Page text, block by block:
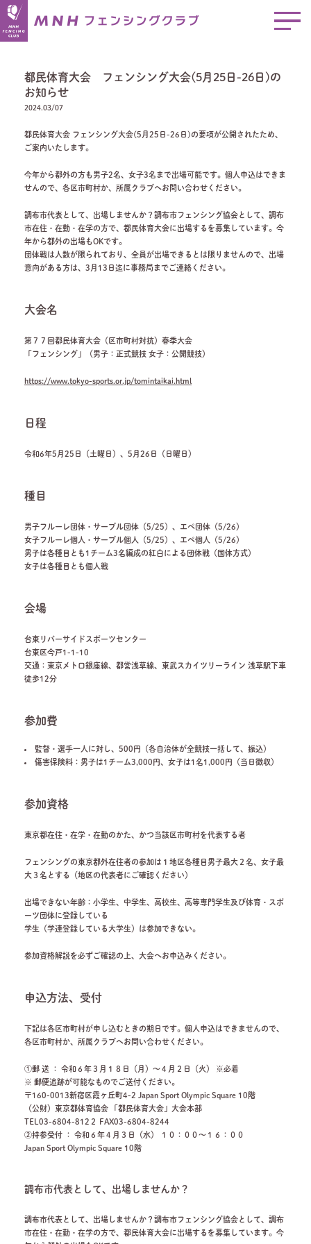
都民体育大会 フェンシング大会(5月25日-26日)の
お知らせ
2024.03/07
都民体育大会 フェンシング大会(5月25日-26日)の要項が公開されたため、
ご案内いたします。
今年から都外の方も男子2名、女子3名まで出場可能です。個人申込はできま
せんので、各区市町村か、所属クラブへお問い合わせください。
調布市代表として、出場しませんか？調布市フェンシング協会として、調布
市在住・在勤・在学の方で、都民体育大会に出場するを募集しています。今
年から都外の出場もOKです。
団体戦は人数が限られており、全員が出場できるとは限りませんので、出場
意向がある方は、3月13日迄に事務局までご連絡ください。
大会名
第７７回都民体育大会（区市町村対抗）春季大会
「フェンシング」（男子：正式競技 女子：公開競技）
https://www.tokyo-sports.or.jp/tomintaikai.html
日程
令和6年5月25日（土曜日）、5月26日（日曜日）
種目
男子フルーレ団体・サーブル団体（5/25）、エペ団体（5/26）
女子フルーレ個人・サーブル個人（5/25）、エペ個人（5/26）
男子は各種目とも1チーム3名編成の紅白による団体戦（国体方式）
女子は各種目とも個人戦
会場
台東リバーサイドスポーツセンター
台東区今戸1-1-10
交通：東京メトロ銀座線、都営浅草線、東武スカイツリーライン 浅草駅下車
徒歩12分
参加費
監督・選手一人に対し、500円（各自治体が全競技一括して、振込）
傷害保険料：男子は1チーム3,000円、女子は1名1,000円（当日徴収）
参加資格
東京都在住・在学・在勤のかた、かつ当該区市町村を代表する者
フェンシングの東京都外在住者の参加は１地区各種目男子最大２名、女子最
大３名とする（地区の代表者にご確認ください）
出場できない年齢：小学生、中学生、高校生、高等専門学生及び体育・スポ
ーツ団体に登録している
学生（学連登録している大学生）は参加できない。
参加資格解説を必ずご確認の上、大会へお申込みください。
申込方法、受付
下記は各区市町村が申し込むときの期日です。個人申込はできませんので、
各区市町村か、所属クラブへお問い合わせください。
①郵 送 ： 令和６年３月１８日（月）～４月２日（火） ※必着
※ 郵便追跡が可能なものでご送付ください。
〒160-0013新宿区霞ヶ丘町4-2 Japan Sport Olympic Square 10階
（公財）東京都体育協会 「都民体育大会」大会本部
TEL03-6804-812２ FAX03-6804-8244
②持参受付 ： 令和６年４月３日（水） １０：００～１６：００
Japan Sport Olympic Square 10階
調布市代表として、出場しませんか？
調布市代表として、出場しませんか？調布市フェンシング協会として、調布
市在住・在勤・在学の方で、都民体育大会に出場するを募集しています。今